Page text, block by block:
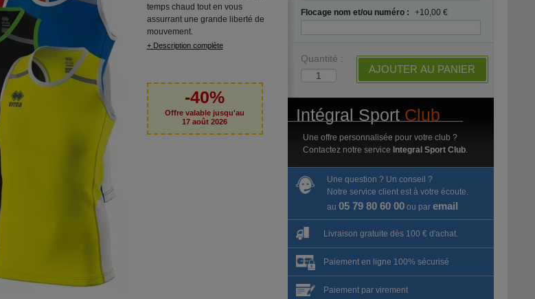
temps chaud tout en vous
assurrant une grande liberté de
mouvement.
+ Description complète
-40%
Offre valable jusqu'au
17 août 2026
Flocage nom et/ou numéro : +10,00 €
Quantité :
AJOUTER AU PANIER
Intégral Sport Club
Une offre personnalisée pour votre club ?
Contactez notre service Integral Sport Club.
Une question ? Un conseil ?
Notre service client est à votre écoute.
au 05 79 80 60 00ou par email
Livraison gratuite dès 100 € d'achat.
Paiement en ligne 100% sécurisé
Paiement par virement